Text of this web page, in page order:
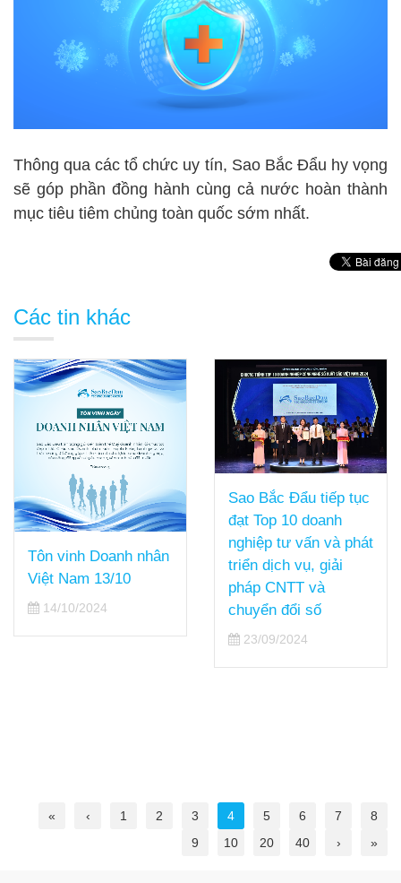
Thông qua các tổ chức uy tín, Sao Bắc Đẩu hy vọng
sẽ góp phần đồng hành cùng cả nước hoàn thành
mục tiêu tiêm chủng toàn quốc sớm nhất.
Các tin khác
Tôn vinh Doanh nhân
Việt Nam 13/10
14/10/2024
Sao Bắc Đẩu tiếp tục
đạt Top 10 doanh
nghiệp tư vấn và phát
triển dịch vụ, giải
pháp CNTT và
chuyển đổi số
23/09/2024
« ‹ 1 2 3 4 5 6 7
8
9
10 20 40 › »